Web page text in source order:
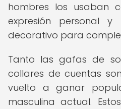
hombres los usaban
expresión personal
decorativo para
Tanto las gafas de
collares de cuentas
vuelto a ganar
masculina actual.